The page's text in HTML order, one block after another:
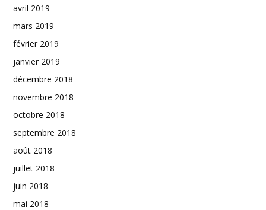
avril 2019
mars 2019
février 2019
janvier 2019
décembre 2018
novembre 2018
octobre 2018
septembre 2018
août 2018
juillet 2018
juin 2018
mai 2018